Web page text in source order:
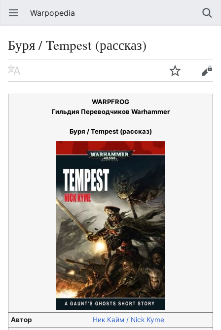
Warpopedia
Буря / Tempest (рассказ)
WARPFROG
Гильдия Переводчиков Warhammer
Буря / Tempest (рассказ)
Автор
Ник Кайм / Nick Kyme